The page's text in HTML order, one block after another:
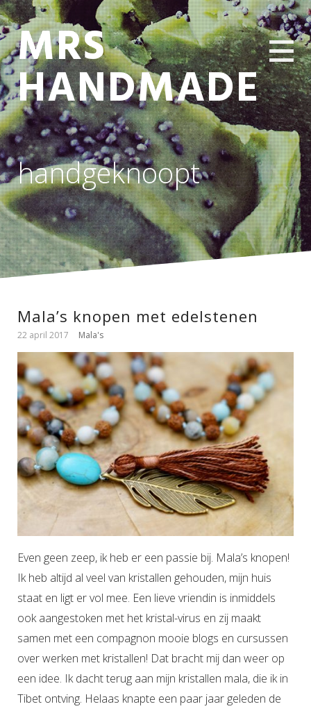
MRS
HANDMADE
handgeknoopt
Mala’s knopen met edelstenen
22 april 2017 Mala's
Even geen zeep, ik heb er een passie bij. Mala’s knopen!
Ik heb altijd al veel van kristallen gehouden, mijn huis
staat en ligt er vol mee. Een lieve vriendin is inmiddels
ook aangestoken met het kristal-virus en zij maakt
samen met een compagnon mooie blogs en cursussen
over werken met kristallen! Dat bracht mij dan weer op
een idee. Ik dacht terug aan mijn kristallen mala, die ik in
Tibet ontving. Helaas knapte een paar jaar geleden de